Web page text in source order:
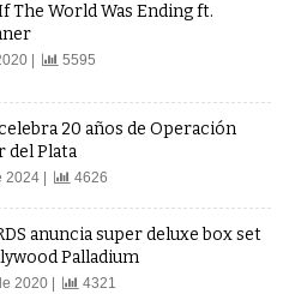
The World Was Ending ft.
| 5595
20 años de Operación
del Plata
2024 | 4626
anuncia super deluxe box set
Palladium
2020 | 4321